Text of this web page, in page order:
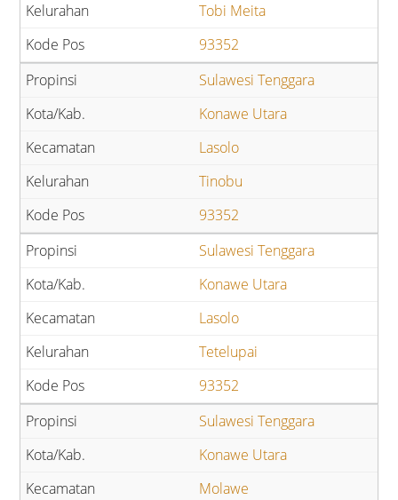
Tobi Meita
93352
Sulawesi Tenggara
Konawe Utara
Lasolo
Tinobu
93352
Sulawesi Tenggara
Konawe Utara
Lasolo
Tetelupai
93352
Sulawesi Tenggara
Konawe Utara
Molawe